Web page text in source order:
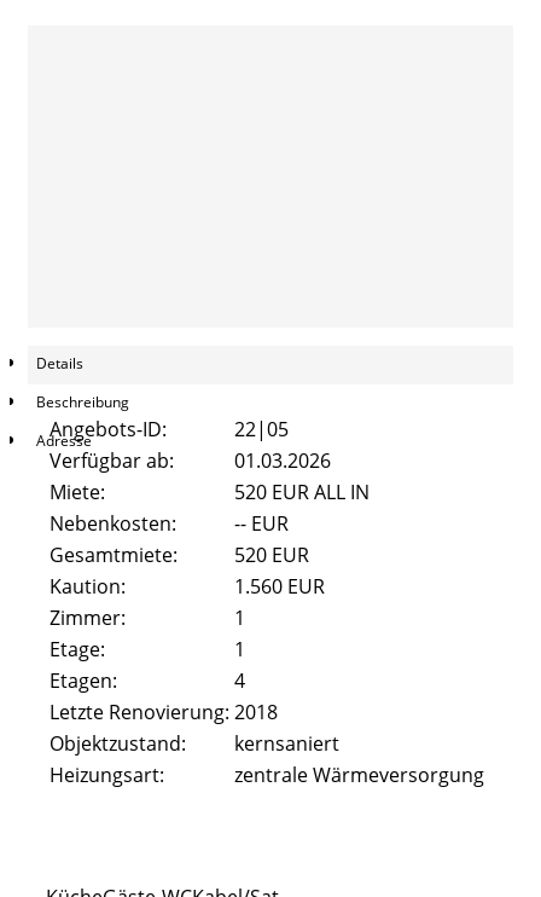
Kontakt
FAQ
Details
Beschreibung
Adresse
Angebots-ID:
22|05
Verfügbar ab:
01.03.2026
Miete:
520 EUR ALL IN
Nebenkosten:
-- EUR
Gesamtmiete:
520 EUR
Kaution:
1.560 EUR
Zimmer:
1
Etage:
1
Etagen:
4
Letzte Renovierung: 2018
Objektzustand:
kernsaniert
Heizungsart:
zentrale Wärmeversorgung